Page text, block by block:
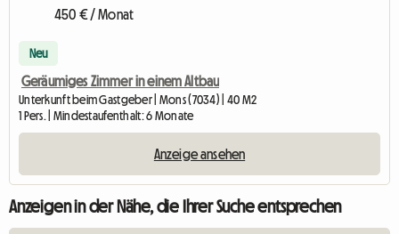
450 € / Monat
Neu
Geräumiges Zimmer in einem Altbau
Unterkunft beim Gastgeber | Mons (7034) | 40 M2
1 Pers. | Mindestaufenthalt: 6 Monate
Anzeige ansehen
Anzeigen in der Nähe, die Ihrer Suche entsprechen